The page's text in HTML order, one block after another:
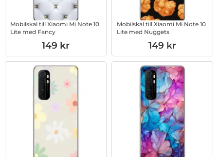
Mobilskal till Xiaomi Mi Note 10
Lite med Fancy
Art. nr 1003016571
149 kr
Mobilskal till Xiaomi Mi Note 10
Lite med Nuggets
Art. nr 1003016572
149 kr